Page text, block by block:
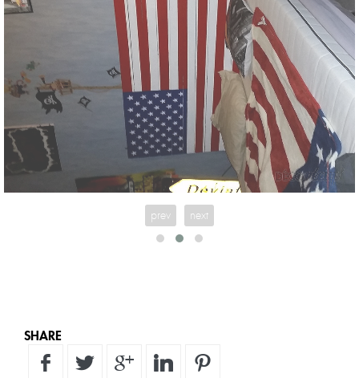
prev next
SHARE